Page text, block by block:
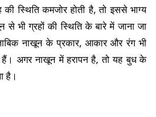
स्थिति कमजोर होती है, तो इससे भाग्य
से भी ग्रहों की स्थिति के बारे में जाना जा
नाखून के प्रकार, आकार और रंग भी
अगर नाखून में हरापन है, तो यह बुध के
है।